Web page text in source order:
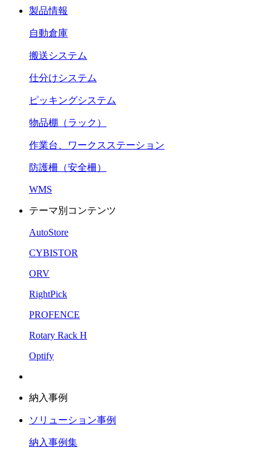
製品情報
自動倉庫
搬送システム
仕分けシステム
ピッキングシステム
物品棚（ラック）
作業台、ワークスステーション
防護柵（安全柵）
WMS
テーマ別コンテンツ
AutoStore
CYBISTOR
ORV
RightPick
PROFENCE
Rotary Rack H
Optify
納入事例
ソリューション事例
納入事例集